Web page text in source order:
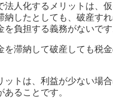
法人化するメリットは、
納したとしても、破産す
負担する義務がないです
を滞納して破産しても税
ットは、利益が少ない場
ることです。